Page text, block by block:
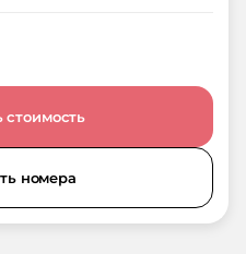
стоимость
номера